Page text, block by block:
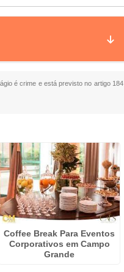
é crime e está previsto no artigo 184
Coffee Break Para Eventos
Corporativos em Campo
Grande